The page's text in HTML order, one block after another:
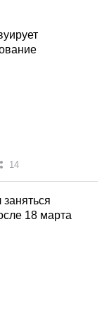
14
18 марта